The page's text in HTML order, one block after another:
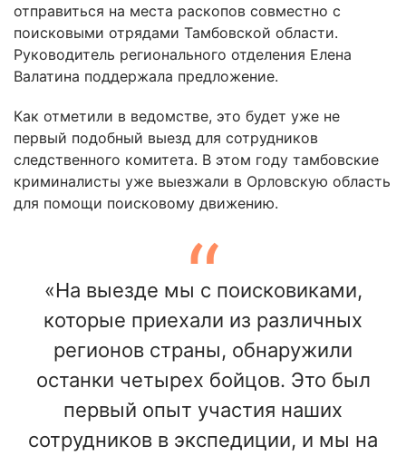
отправиться на места раскопов совместно с
поисковыми отрядами Тамбовской области.
Руководитель регионального отделения Елена
Валатина поддержала предложение.
Как отметили в ведомстве, это будет уже не
первый подобный выезд для сотрудников
следственного комитета. В этом году тамбовские
криминалисты уже выезжали в Орловскую область
для помощи поисковому движению.
«На выезде мы с поисковиками,
которые приехали из различных
регионов страны, обнаружили
останки четырех бойцов. Это был
первый опыт участия наших
сотрудников в экспедиции, и мы на